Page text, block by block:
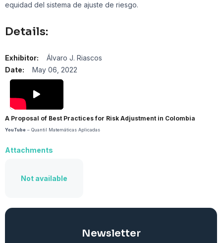
equidad del sistema de ajuste de riesgo.
Details:
Exhibitor:
Álvaro J. Riascos
Date:
May 06, 2022
A Proposal of Best Practices for Risk Adjustment in Colombia
YouTube – Quantil Matemáticas Aplicadas
Attachments
Not available
Newsletter